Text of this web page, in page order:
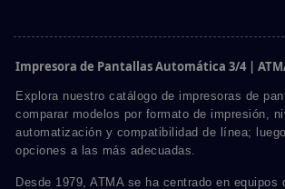
Impresora de Pantallas Automática 3/4 |
Explora nuestro catálogo de impresoras de
comparar modelos por formato de impresión,
automatización y compatibilidad de línea;
opciones a las más adecuadas.
Desde 1979, ATMA se ha centrado en equipos